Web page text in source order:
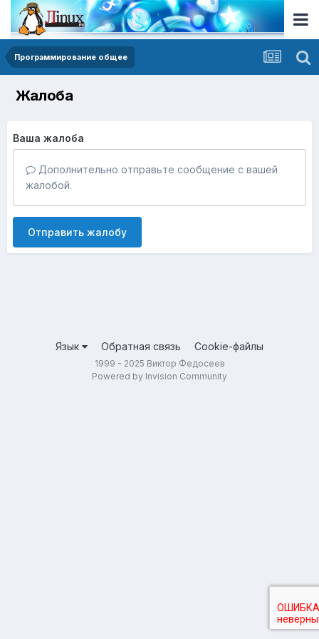
Программирование общее
Жалоба
Ваша жалоба
Дополнительно отправьте сообщение с вашей
жалобой.
Отправить жалобу
Язык Обратная связь Cookie-файлы
1999 - 2025 Виктор Федосеев
Powered by Invision Community